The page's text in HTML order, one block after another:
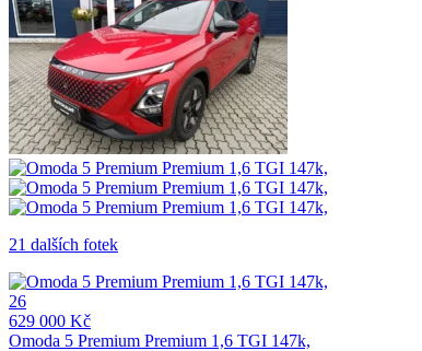
21 dalších fotek
26
629 000 Kč
Omoda 5 Premium Premium 1,6 TGI 147k,